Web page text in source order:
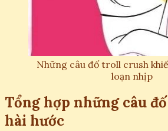
Những câu đố troll crush
loạn nhịp
Tổng hợp những câu
hài hước